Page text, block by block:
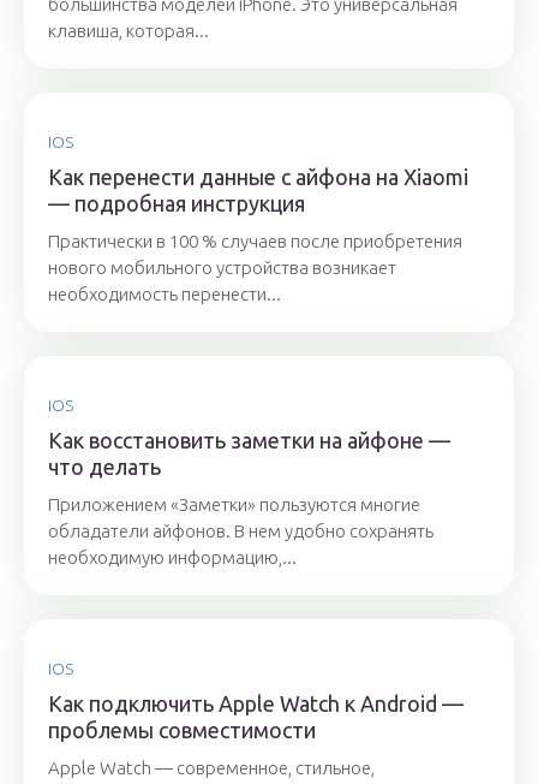
большинства моделей iPhone. Это универсальная
клавиша, которая...
IOS
Как перенести данные с айфона на Xiaomi
— подробная инструкция
Практически в 100 % случаев после приобретения
нового мобильного устройства возникает
необходимость перенести...
IOS
Как восстановить заметки на айфоне —
что делать
Приложением «Заметки» пользуются многие
обладатели айфонов. В нем удобно сохранять
необходимую информацию,...
IOS
Как подключить Apple Watch к Android —
проблемы совместимости
Apple Watch — современное, стильное,